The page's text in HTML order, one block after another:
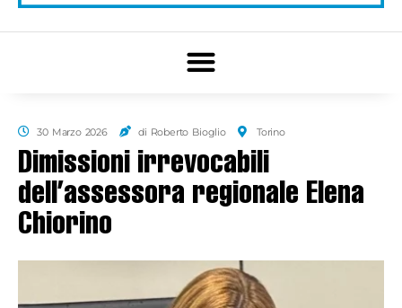
30 Marzo 2026 di Roberto Bioglio Torino
Dimissioni irrevocabili
dell’assessora regionale Elena
Chiorino